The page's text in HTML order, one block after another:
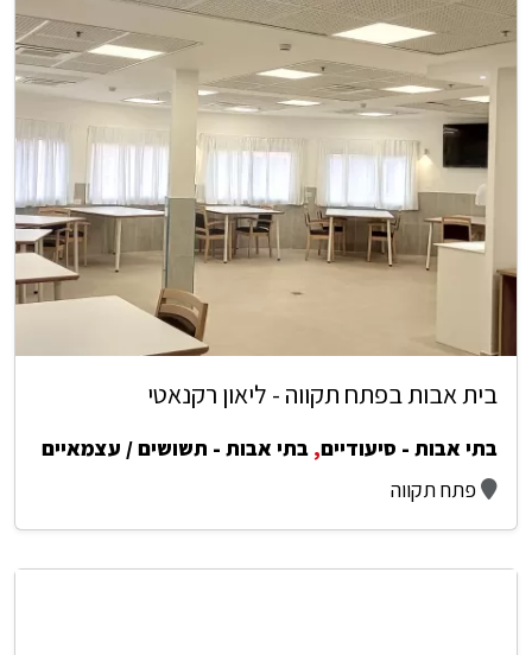
בית אבות בפתח תקווה - ליאון רקנאטי
בתי אבות - סיעודיים, בתי אבות - תשושים / עצמאיים
פתח תקווה